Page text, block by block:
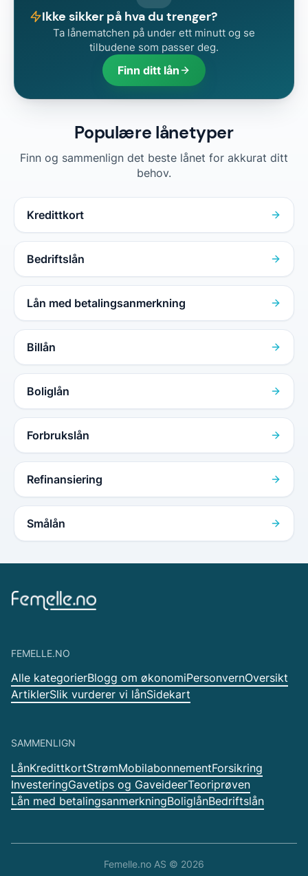
Ikke sikker på hva du trenger?
Ta lånematchen på under ett minutt og se
tilbudene som passer deg.
Finn ditt lån
Populære lånetyper
Finn og sammenlign det beste lånet for akkurat ditt
behov.
Kredittkort
Bedriftslån
Lån med betalingsanmerkning
Billån
Boliglån
Forbrukslån
Refinansiering
Smålån
FEMELLE.NO
Alle kategorierBlogg om økonomiPersonvernOversikt
ArtiklerSlik vurderer vi lånSidekart
SAMMENLIGN
LånKredittkortStrømMobilabonnementForsikring
InvesteringGavetips og GaveideerTeoriprøven
Lån med betalingsanmerkningBoliglånBedriftslån
Femelle.no AS © 2026